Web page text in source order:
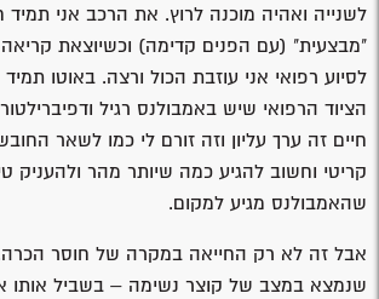
לשנייה ואהיה מוכנה לרוץ. את הרכב אני תמיד
"מבצעית" (עם הפנים קדימה) וכשיוצאת
לסיוע רפואי אני עוזבת הכול ורצה. באוטו
הציוד הרפואי שיש באמבולנס רגיל
חיים זה ערך עליון וזה זורם לי כמו לשאר
קריטי וחשוב להגיע כמה שיותר מהר ולהעניק
שהאמבולנס מגיע למקום.
אבל זה לא רק החייאה במקרה של חוסר
שנמצא במצב של קוצר נשימה – בשביל אותו